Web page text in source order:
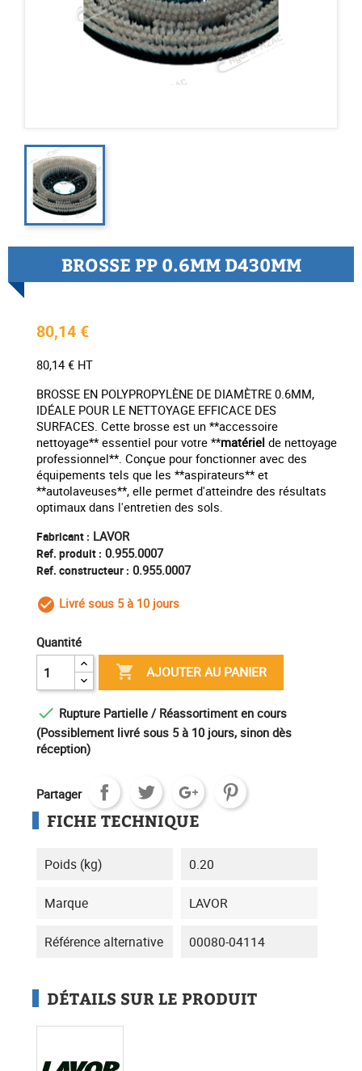
BROSSE PP 0.6MM D430MM
80,14 €
80,14 € HT
BROSSE EN POLYPROPYLÈNE DE DIAMÈTRE 0.6MM,
IDÉALE POUR LE NETTOYAGE EFFICACE DES
SURFACES. Cette brosse est un **accessoire
nettoyage** essentiel pour votre **matériel de nettoyage
professionnel**. Conçue pour fonctionner avec des
équipements tels que les **aspirateurs** et
**autolaveuses**, elle permet d'atteindre des résultats
optimaux dans l'entretien des sols.
Fabricant : LAVOR
Ref. produit : 0.955.0007
Ref. constructeur : 0.955.0007
check_circle_outline
Livré sous 5 à 10 jours
Quantité
 AJOUTER AU PANIER
 Rupture Partielle / Réassortiment en cours
(Possiblement livré sous 5 à 10 jours, sinon dès
réception)
Partager
FICHE TECHNIQUE
Poids (kg) 0.20
Marque LAVOR
Référence alternative 00080-04114
DÉTAILS SUR LE PRODUIT